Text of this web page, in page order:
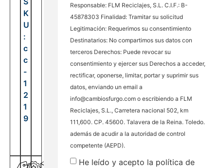
K
U
:
c
c
-
1
2
1
9
Responsable: FLM Reciclajes, S.L. C.I.F.: B-
45878303 Finalidad: Tramitar su solicitud
Legitimación: Requerimos su consentimiento
Destinatarios: No compartimos sus datos con
terceros Derechos: Puede revocar su
consentimiento y ejercer sus Derechos a acceder,
rectificar, oponerse, limitar, portar y suprimir sus
datos, enviando un email a
info@cambiosfurgo.com o escribiendo a FLM
Reciclajes, S.L., Carretera nacional 502, km
111,600. CP. 45600. Talavera de la Reina. Toledo.
además de acudir a la autoridad de control
competente (AEPD).
He leído y acepto la política de